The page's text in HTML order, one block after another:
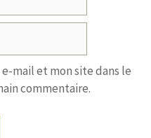
mail et mon site dans le
commentaire.